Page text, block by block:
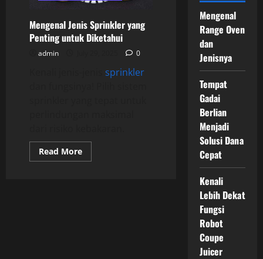
Mengenal Jenis Sprinkler yang
Penting untuk Diketahui
admin 0
sprinkler
Read MoreRead
more
Mengenal
Range Oven
dan
Jenisnya
Tempat
Gadai
Berlian
Menjadi
Solusi Dana
Cepat
Kenali
Lebih Dekat
Fungsi
Robot
Coupe
Juicer